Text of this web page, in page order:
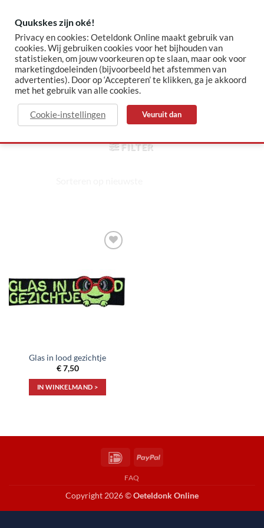
content
✓ Sinds 2015 jouw Oeteldonk-shop ✓ Veilig betalen via Mollie
schele
HOME / PRODUCTEN GETAGGED “SCHELE”
FILTER
Glas in lood gezichtje
€7,50
IN WINKELMAND >
IDeal PayPal
FAQ
Copyright 2026 ©Oeteldonk Online
Quukskes zijn oké!
Privacy en cookies: Oeteldonk Online maakt gebruik van
cookies. Wij gebruiken cookies voor het bijhouden van
statistieken, om jouw voorkeuren op te slaan, maar ook voor
marketingdoeleinden (bijvoorbeeld het afstemmen van
advertenties). Door op ‘Accepteren’ te klikken, ga je akkoord
met het gebruik van alle cookies.
Cookie-instellingen Veuruit dan